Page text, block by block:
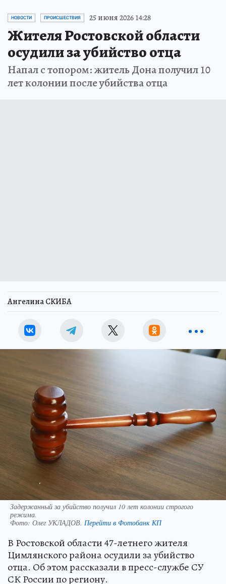
НОВОСТИ ПРОИСШЕСТВИЯ 25 июня 2026 14:28
Жителя Ростовской области
осудили за убийство отца
Напал с топором: житель Дона получил 10
лет колонии после убийства отца
Ангелина СКИБА
Задержанный за убийство получил 10 лет колонии строгого
режима.
Фото: Олег УКЛАДОВ. Перейти в Фотобанк КП
В Ростовской области 47-летнего жителя
Цимлянского района осудили за убийство
отца. Об этом рассказали в пресс-службе СУ
СК России по региону.